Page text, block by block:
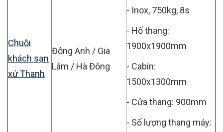
Chuỗi
khách sạn
xứ Thanh
Đông Anh / Gia
Lâm / Hà Đông
- Inox, 750kg, 8s
- Hố thang:
1900x1900mm
- Cabin:
1500x1300mm
- Cửa thang: 900mm
- Số lượng thang máy: